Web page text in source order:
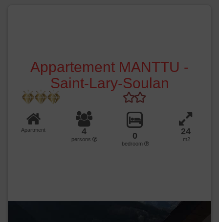
Appartement MANTTU -
Saint-Lary-Soulan
Apartment 4
persons 0
bedroom
24
m2